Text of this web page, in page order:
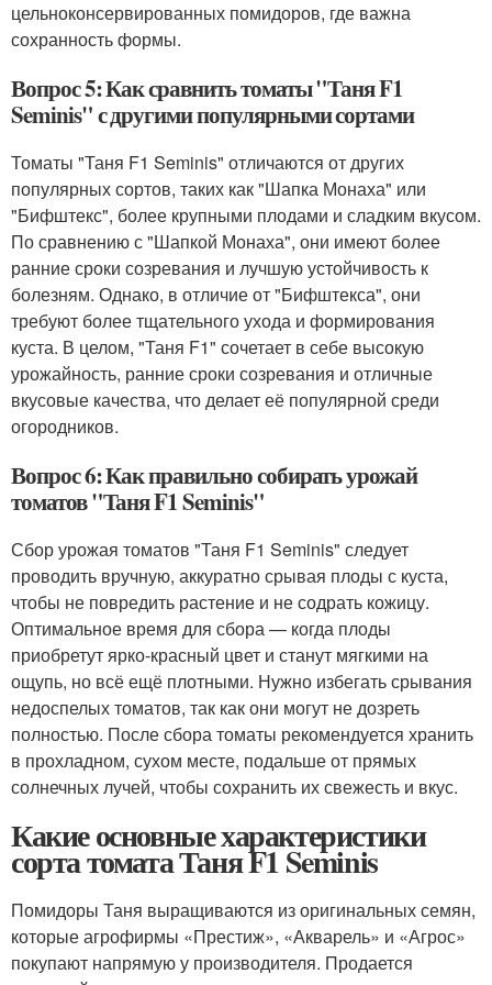
цельноконсервированных помидоров, где важна
сохранность формы.
Вопрос 5: Как сравнить томаты "Таня F1
Seminis" с другими популярными сортами
Томаты "Таня F1 Seminis" отличаются от других
популярных сортов, таких как "Шапка Монаха" или
"Бифштекс", более крупными плодами и сладким вкусом.
По сравнению с "Шапкой Монаха", они имеют более
ранние сроки созревания и лучшую устойчивость к
болезням. Однако, в отличие от "Бифштекса", они
требуют более тщательного ухода и формирования
куста. В целом, "Таня F1" сочетает в себе высокую
урожайность, ранние сроки созревания и отличные
вкусовые качества, что делает её популярной среди
огородников.
Вопрос 6: Как правильно собирать урожай
томатов "Таня F1 Seminis"
Сбор урожая томатов "Таня F1 Seminis" следует
проводить вручную, аккуратно срывая плоды с куста,
чтобы не повредить растение и не содрать кожицу.
Оптимальное время для сбора — когда плоды
приобретут ярко-красный цвет и станут мягкими на
ощупь, но всё ещё плотными. Нужно избегать срывания
недоспелых томатов, так как они могут не дозреть
полностью. После сбора томаты рекомендуется хранить
в прохладном, сухом месте, подальше от прямых
солнечных лучей, чтобы сохранить их свежесть и вкус.
Какие основные характеристики
сорта томата Таня F1 Seminis
Помидоры Таня выращиваются из оригинальных семян,
которые агрофирмы «Престиж», «Акварель» и «Агрос»
покупают напрямую у производителя. Продается